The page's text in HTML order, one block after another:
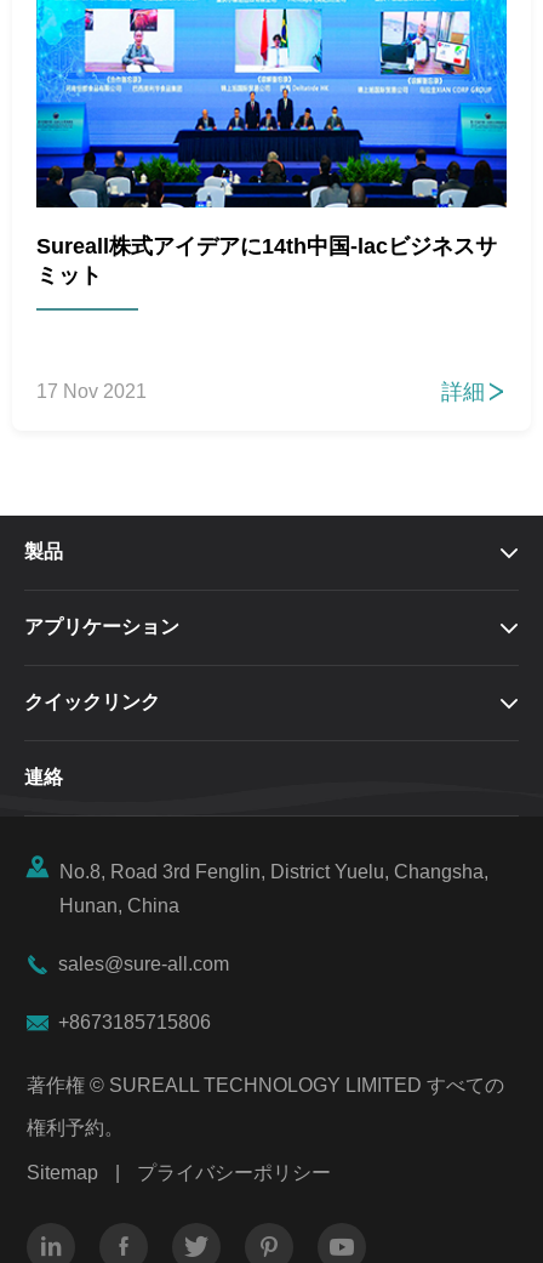
Sureall株式アイデアに14th中国-lacビジネスサ
ミット
17 Nov 2021 詳細 
製品 
アプリケーション 
クイックリンク 
連絡

No.8, Road 3rd Fenglin, District Yuelu, Changsha,
Hunan, China
 sales@sure-all.com
 +8673185715806
著作権 © SUREALL TECHNOLOGY LIMITED すべての
権利予約。
Sitemap プライバシーポリシー
    